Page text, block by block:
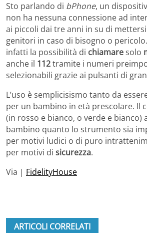
Sto parlando di bPhone, un
non ha nessuna connessione ad
ai piccoli dai tre anni in su di
genitori in caso di bisogno o
infatti la possibilità di chiamaresolo
anche il 112tramite i numeri
selezionabili grazie ai pulsanti di
L’uso è semplicisismo tanto da
per un bambino in età prescolare. Il
(in rosso e bianco, o verde e bianco)
bambino quanto lo strumento sia
per motivi ludici o di puro
per motivi di sicurezza.
Via | FidelityHouse
ARTICOLI CORRELATI